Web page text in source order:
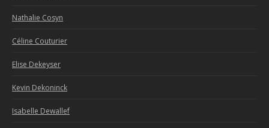
Nathalie Cosyn
Céline Couturier
Elise Dekeyser
Kevin Dekoninck
Isabelle Dewallef